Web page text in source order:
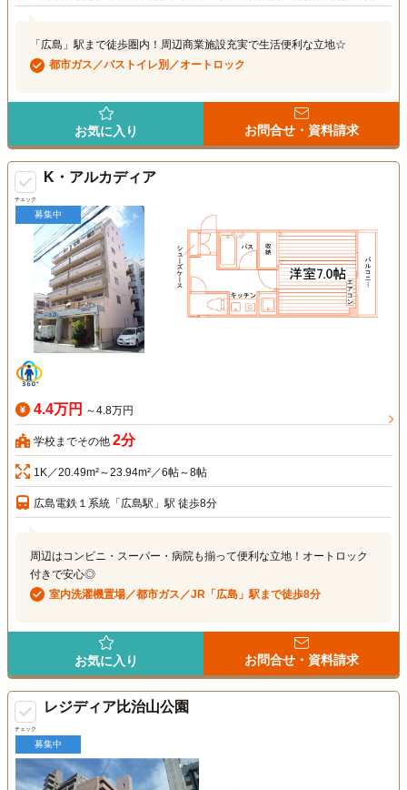
「広島」駅まで徒歩圏内！周辺商業施設充実で生活便利な立地☆
都市ガス／バストイレ別／オートロック
お気に入り お問合せ・資料請求
チェック
K・アルカディア
募集中
4.4万円 ～4.8万円
学校までその他 2分
1K／20.49m²～23.94m²／6帖～8帖
広島電鉄１系統「広島駅」駅 徒歩8分
周辺はコンビニ・スーパー・病院も揃って便利な立地！オートロック
付きで安心◎
室内洗濯機置場／都市ガス／JR「広島」駅まで徒歩8分
お気に入り お問合せ・資料請求
チェック
レジディア比治山公園
募集中